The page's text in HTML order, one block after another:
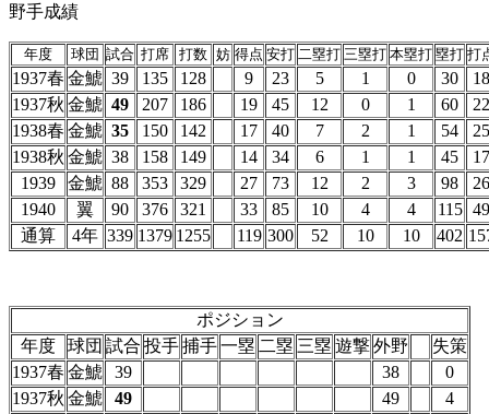
野手成績
年度 球団 試合 打席 打数 妨 得点 安打 二塁打 三塁打 本塁打 塁打 打
1937春 金鯱 39 135 128 9 23 5 1 0 30
18
1937秋 金鯱 49 207 186 19 45 12 0 1 60
22
1938春 金鯱 35 150 142 17 40 7 2 1 54
25
1938秋 金鯱 38 158 149 14 34 6 1 1 45
17
1939
金鯱 88 353 329 27 73 12 2 3 98
26
1940
翼 90 376 321 33 85 10 4 4 115 49
通算
4年 339 1379 1255 119 300 52 10 10 402
ポジション
年度
球団 試合 投手捕手一塁 二塁 三塁 遊撃外野
失策
1937春 金鯱 39 38
0
1937秋 金鯱 49 49
4